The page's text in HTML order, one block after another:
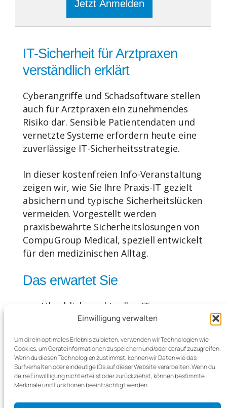
Einwilligung verwalten
Um dir ein optimales Erlebnis zu bieten, verwenden wir Technologien wie
Cookies, um Geräteinformationen zu speichern und/oder darauf zuzugreifen.
Wenn du diesen Technologien zustimmst, können wir Daten wie das
Surfverhalten oder eindeutige IDs auf dieser Website verarbeiten. Wenn du
deine Einwillligung nicht erteilst oder zurückziehst, können bestimmte
Merkmale und Funktionen beeinträchtigt werden.
Jetzt Anmelden
IT-Sicherheit für Arztpraxen
verständlich erklärt
Cyberangriffe und Schadsoftware stellen
auch für Arztpraxen ein zunehmendes
Risiko dar. Sensible Patientendaten und
vernetzte Systeme erfordern heute eine
zuverlässige IT-Sicherheitsstrategie.
In dieser kostenfreien Info-Veranstaltung
zeigen wir, wie Sie Ihre Praxis-IT gezielt
absichern und typische Sicherheitslücken
vermeiden. Vorgestellt werden
praxisbewährte Sicherheitslösungen von
CompuGroup Medical, speziell entwickelt
für den medizinischen Alltag.
Das erwartet Sie
Überblick zu aktuellen IT-
Sicherheitsrisiken in Arztpraxen
Grundlagen wirksamer IT-Sicherheit in
der Praxis
Einsatz von Firewall- und